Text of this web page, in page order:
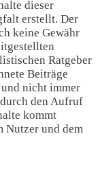
dieser
erstellt. Der
keine Gewähr
Ratgeber
Beiträge
nicht immer
den Aufruf
kommt
Nutzer und dem